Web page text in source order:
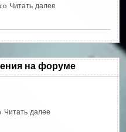
Читать далее
на форуме
Читать далее